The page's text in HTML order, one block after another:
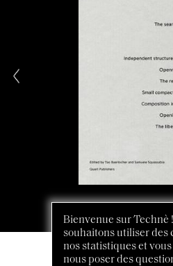
Bienvenue sur Technè
souhaitons utiliser des
nos statistiques et
nous poser des